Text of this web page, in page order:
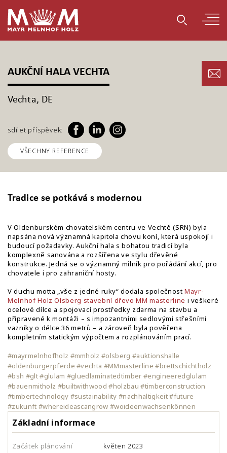
AUKČNÍ HALA VECHTA
Vechta, DE
sdílet příspěvek:
VŠECHNY REFERENCE
Tradice se potkává s modernou
V Oldenburském chovatelském centru ve Vechtě (SRN) byla
napsána nová významná kapitola chovu koní, která uspokojí i
budoucí požadavky. Aukční hala s bohatou tradicí byla
komplexně sanována a rozšířena ve stylu dřevěné
konstrukce. Jedná se o významný milník pro pořádání akcí, pro
chovatele i pro zahraniční hosty.
V duchu motta „vše z jedné ruky“ dodala společnostMayr-
Melnhof Holz Olsberg stavební dřevo MM masterline i veškeré
ocelové dílce a spojovací prostředky zdarma na stavbu a
připravené k montáži – s impozantními sedlovými střešními
vazníky o délce 36 metrů – a zároveň byla pověřena
kompletním statickým výpočtem a rozplánováním prací.
#mayrmelnhofholz #mmholz #olsberg #auktionshalle
#oldenburgerpferde #vechta #MMmasterline #brettschichtholz
#bsh #glt #glulam #gluedlaminatedtimber #engineeredglulam
#bauenmitholz #builtwithwood #holzbau #timberconstruction
#timbertechnology #sustainability #nachhaltigkeit #future
#zukunft #whereideascangrow #woideenwachsenkönnen
Základní informace
Začátek plánování
květen 2023